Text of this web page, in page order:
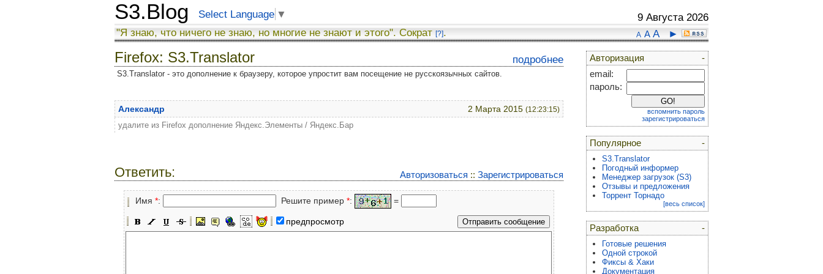
S3.Blog Select Language ▼ 9 Августа 2026
A A A ►
"Я знаю, что ничего не знаю, но многие не знают и этого". Сократ [?].
подробнее
Firefox: S3.Translator
S3.Translator - это дополнение к браузеру, которое упростит вам посещение не русскоязычных сайтов.
2 Марта 2015 (12:23:15)
Александр
удалите из Firefox дополнение Яндекс.Элементы / Яндекс.Бар
Авторизоваться :: Зарегистрироваться
Ответить:
Имя *: Решите пример *: =
предпросмотр
-
Авторизация
email:
пароль:
вспомнить пароль
зарегистрироваться
-
Популярное
S3.Translator
Погодный информер
Менеджер загрузок (S3)
Отзывы и предложения
Торрент Торнадо
[весь список]
-
Разработка
Готовые решения
Одной строкой
Фиксы & Хаки
Документация